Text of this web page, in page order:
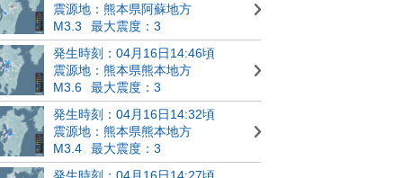
震源地：熊本県阿蘇地方
M3.3
最大震度：3
発生時刻：04月16日14:46頃
震源地：熊本県熊本地方
M3.6
最大震度：3
発生時刻：04月16日14:32頃
震源地：熊本県熊本地方
M3.4
最大震度：3
発生時刻：04月16日14:27頃